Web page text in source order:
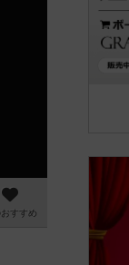
すすめ